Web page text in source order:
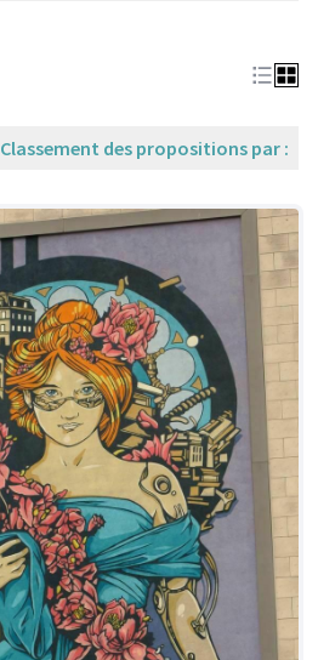
Classement des propositions par :